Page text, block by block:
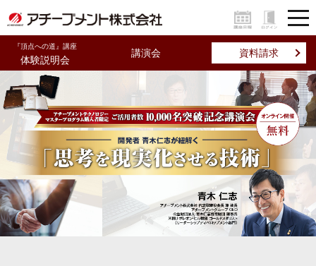
『頂点への道』講座
体験説明会
講演会 資料請求